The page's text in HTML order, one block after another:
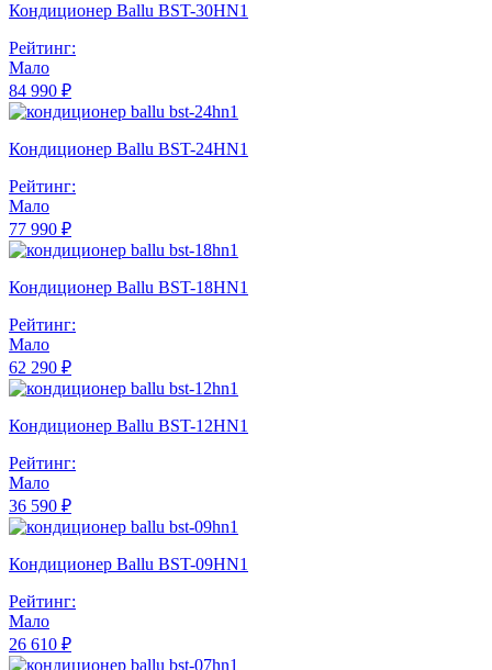
Кондиционер Ballu BST-30HN1
Рейтинг:
Мало
84 990 ₽
Кондиционер Ballu BST-24HN1
Рейтинг:
Мало
77 990 ₽
Кондиционер Ballu BST-18HN1
Рейтинг:
Мало
62 290 ₽
Кондиционер Ballu BST-12HN1
Рейтинг:
Мало
36 590 ₽
Кондиционер Ballu BST-09HN1
Рейтинг:
Мало
26 610 ₽